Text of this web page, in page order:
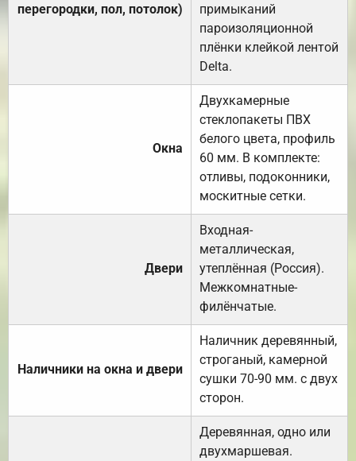
перегородки, пол, потолок)
примыканий
пароизоляционной
плёнки клейкой лентой
Delta.
Окна
Двухкамерные
стеклопакеты ПВХ
белого цвета, профиль
60 мм. В комплекте:
отливы, подоконники,
москитные сетки.
Двери
Входная-
металлическая,
утеплённая (Россия).
Межкомнатные-
филёнчатые.
Наличники на окна и двери
Наличник деревянный,
строганый, камерной
сушки 70-90 мм. с двух
сторон.
Деревянная, одно или
двухмаршевая.